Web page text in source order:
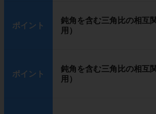
ポイント
鈍角を含む三角比の相互
用）
ポイント
鈍角を含む三角比の相互
用）